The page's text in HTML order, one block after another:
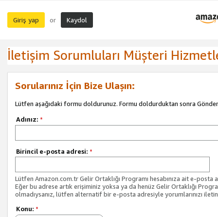
Giriş yap or Kaydol
İletişim Sorumluları Müşteri
Sorularınız İçin Bize Ulaşın:
Lütfen aşağıdaki formu doldurunuz. Formu doldurduktan sonra Gönder
Adınız: *
Birincil e-posta adresi: *
Lütfen Amazon.com.tr Gelir Ortaklığı Programı hesabınıza ait e-posta
Eğer bu adrese artık erişiminiz yoksa ya da henüz Gelir Ortaklığı
olmadıysanız, lütfen alternatif bir e-posta adresiyle yorumlarınızı
Konu: *